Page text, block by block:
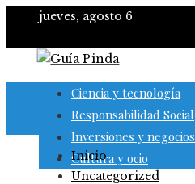
jueves, agosto 6
Ciencia y tecnología
Responsabilidad Social
Inversiones y negocios
Cultura y ocio
Inicio
Uncategorized